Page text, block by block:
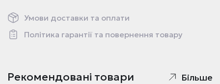
Умови доставки та оплати
Політика гарантії та повернення товару
Рекомендовані товари Більше